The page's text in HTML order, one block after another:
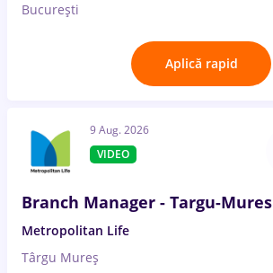
București
Aplică rapid
9 Aug. 2026
VIDEO
Branch Manager - Targu-Mures
Metropolitan Life
Târgu Mureș